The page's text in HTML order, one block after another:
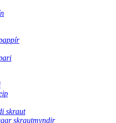
skraut
skrautmyndir